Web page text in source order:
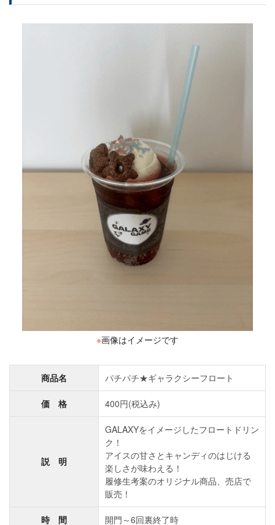
※画像はイメージです
商品名 パチパチ★ギャラクシーフロート
価 格 400円(税込み)
説 明
GALAXYをイメージしたフロートドリン
ク！
アイスの甘さとキャンディのはじける
楽しさが味わえる！
履修生考案のオリジナル商品、売店で
販売！
時 間 開門～6回裏終了時